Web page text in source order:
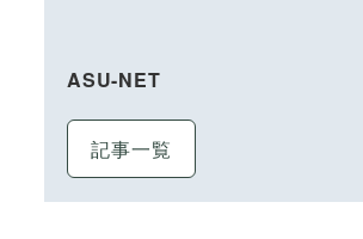
ASU-NET
記事一覧